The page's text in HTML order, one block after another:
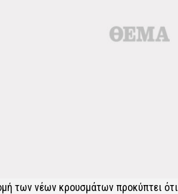
των νέων κρουσμάτων προκύπτει ότι